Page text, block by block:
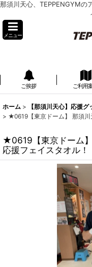
那須川天心、TEPPENGYM
メニュー
ご挨拶 ご利用
ホーム >
【那須川天心】応援グ
> ★0619【東京ドーム】 那須
★0619【東京ドーム
応援フェイスタオル！